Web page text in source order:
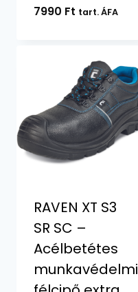
7990 Ft tart. ÁFA
RAVEN XT S3
SR SC –
Acélbetétes
munkavédelmi